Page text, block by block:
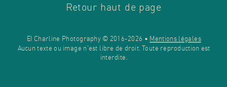
EI Charline Photography © 2016-2026 • Mentions légales
Aucun texte ou image n'est libre de droit. Toute reproduction est
interdite.
Retour haut de page